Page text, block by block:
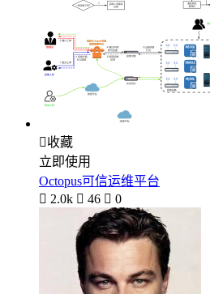
收藏
立即使用
Octopus可信运维平台
 2.0k  46  0